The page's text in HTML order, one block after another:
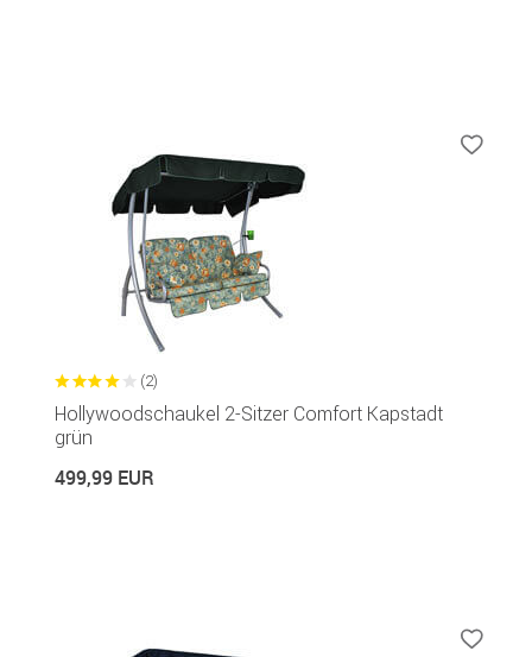
(2)
Hollywoodschaukel 2-Sitzer Comfort Kapstadt
grün
499,99 EUR